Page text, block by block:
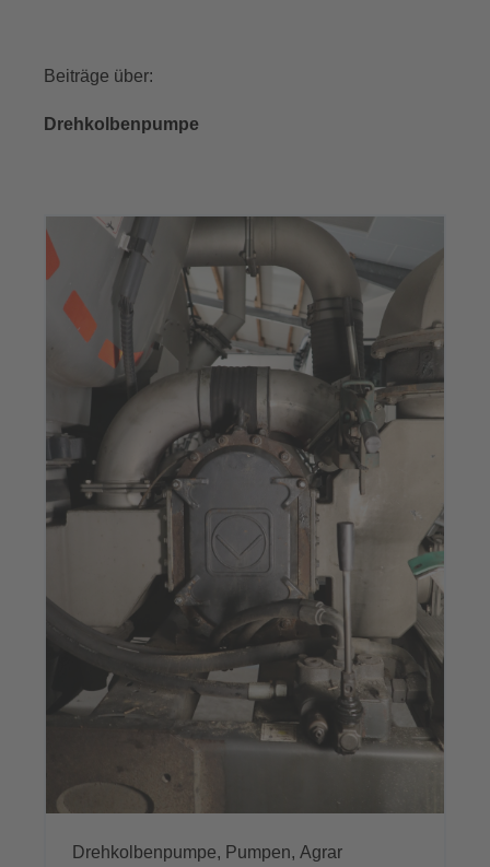
Beiträge über:
Drehkolbenpumpe
Drehkolbenpumpe, Pumpen, Agrar